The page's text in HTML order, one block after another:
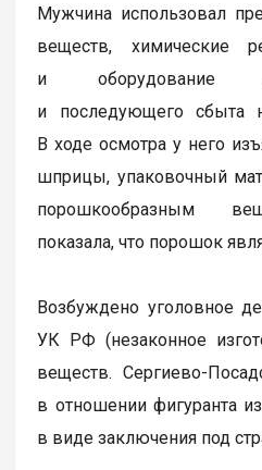
Мужчина использовал
веществ, химические
и оборудование
и последующего сбыта
В ходе осмотра у него
шприцы, упаковочный
порошкообразным
показала, что порошок
Возбуждено уголовное
УК РФ (незаконное
веществ. Сергиево-
в отношении фигуранта
в виде заключения под